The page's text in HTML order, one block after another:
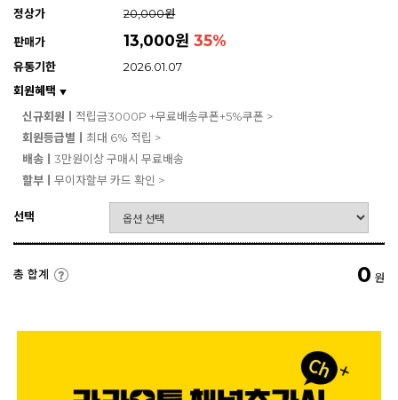
정상가
20,000원
판매가
13,000원35%
유통기한
2026.01.07
회원혜택 ▼
신규회원ㅣ 적립금3000P +무료배송쿠폰+5%쿠폰 >
회원등급별ㅣ 최대 6% 적립 >
배송ㅣ 3만원이상 구매시 무료배송
할부ㅣ 무이자할부 카드 확인 >
선택
총 합계 0 원